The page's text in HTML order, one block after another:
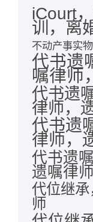
iCourt
训，离
不动产事实
代书遗
嘱律师
代书遗
律师，
代书遗
律师，
代书遗
遗嘱律师
代位继
师